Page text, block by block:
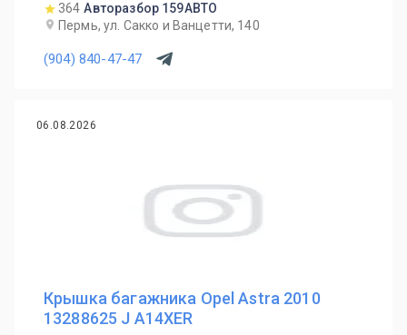
364 Авторазбор 159АВТО
Пермь, ул. Сакко и Ванцетти, 140
(904) 840-47-47
06.08.2026
Крышка багажника Opel Astra 2010
13288625 J A14XER